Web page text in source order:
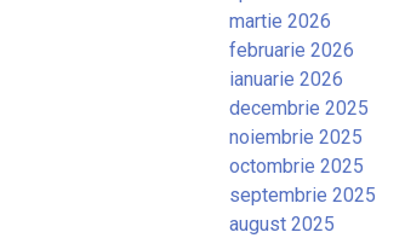
martie 2026
februarie 2026
ianuarie 2026
decembrie 2025
noiembrie 2025
octombrie 2025
septembrie 2025
august 2025